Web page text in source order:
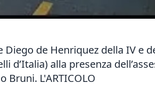
de Henriquez della IV e
alla presenza
Bruni. L'ARTICOLO